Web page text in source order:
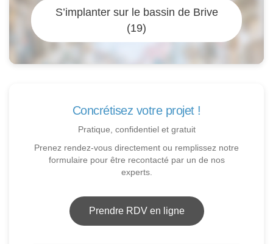
S’implanter sur le bassin de Brive
(19)
Concrétisez votre projet !
Pratique, confidentiel et gratuit
Prenez rendez-vous directement ou remplissez notre
formulaire pour être recontacté par un de nos
experts.
Prendre RDV en ligne